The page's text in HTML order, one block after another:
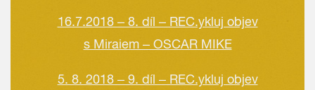
16.7.2018 – 8. díl – REC.ykluj objev
s Miraiem – OSCAR MIKE
5. 8. 2018 – 9. díl – REC.ykluj objev